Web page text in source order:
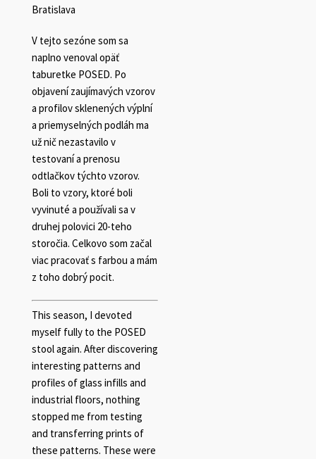
Bratislava
V tejto sezóne som sa
naplno venoval opäť
taburetke POSED. Po
objavení zaujímavých vzorov
a profilov sklenených výplní
a priemyselných podláh ma
už nič nezastavilo v
testovaní a prenosu
odtlačkov týchto vzorov.
Boli to vzory, ktoré boli
vyvinuté a používali sa v
druhej polovici 20-teho
storočia. Celkovo som začal
viac pracovať s farbou a mám
z toho dobrý pocit.
This season, I devoted
myself fully to the POSED
stool again. After discovering
interesting patterns and
profiles of glass infills and
industrial floors, nothing
stopped me from testing
and transferring prints of
these patterns. These were